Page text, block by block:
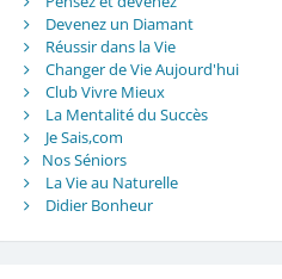
Devenez un Diamant
Réussir dans la Vie
Changer de Vie Aujourd'hui
Club Vivre Mieux
La Mentalité du Succès
Je Sais,com
Nos Séniors
La Vie au Naturelle
Didier Bonheur